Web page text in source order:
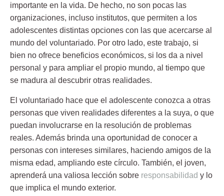
importante en la vida. De hecho, no son pocas las
organizaciones, incluso institutos, que permiten a los
adolescentes distintas opciones con las que acercarse al
mundo del voluntariado. Por otro lado, este trabajo, si
bien no ofrece beneficios económicos, si los da a nivel
personal y para ampliar el propio mundo, al tiempo que
se madura al descubrir otras realidades.
El voluntariado hace que el adolescente conozca a otras
personas que viven realidades diferentes a la suya, o que
puedan involucrarse en la resolución de problemas
reales. Además brinda una oportunidad de conocer a
personas con intereses similares, haciendo amigos de la
misma edad, ampliando este círculo. También, el joven,
aprenderá una valiosa lección sobre responsabilidad y lo
que implica el mundo exterior.